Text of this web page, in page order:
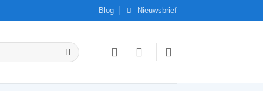
Blog Nieuwsbrief